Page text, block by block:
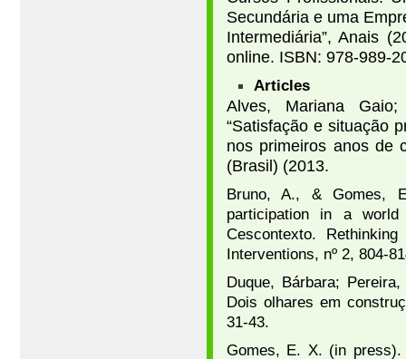
Secundária e uma
Intermediária”, Anais
online. ISBN: 978-989-
Articles
Alves, Mariana Gaio;
“Satisfação e situação
nos primeiros anos de
(Brasil) (2013.
Bruno, A., & Gomes,
participation in a
Cescontexto.
Interventions, nº 2, 804-
Duque, Bárbara;
Dois olhares em
31-43.
Gomes, E. X. (in press).